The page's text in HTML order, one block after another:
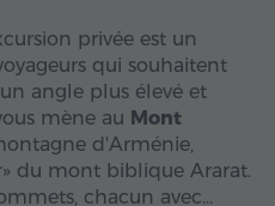
privée est un
qui souhaitent
angle plus élevé et
mène au Mont
d'Arménie,
du mont biblique Ararat.
chacun avec…